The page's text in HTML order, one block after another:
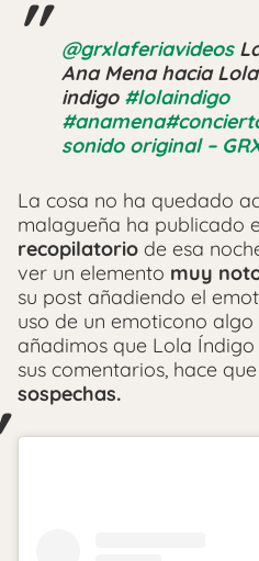
@grxlaferiavideos
Ana Mena hacia
indigo #lolaindigo
#anamena
sonido original –
La cosa no ha quedado
malagueña ha publicado
recopilatorio de esa
ver un elemento muy
su post añadiendo el
uso de un emoticono algo
añadimos que Lola
sus comentarios, hace que
sospechas.